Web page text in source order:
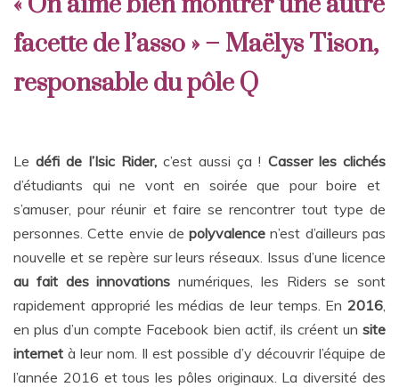
facette de l’asso » – Maëlys Tison,
responsable du pôle Q
Ledéfi de l’Isic Rider, c’est aussi ça ! Casser les clichés
d’étudiants qui ne vont en soirée que pour boire et
s’amuser, pour réunir et faire se rencontrer tout type de
personnes. Cette envie depolyvalence n’est d’ailleurs pas
nouvelle et se repère sur leurs réseaux. Issus d’une licence
au fait des innovations numériques, les Riders se sont
rapidement approprié les médias de leur temps. En 2016
en plus d’un compte Facebook bien actif, ils créent un site
internet à leur nom. Il est possible d’y découvrir l’équipe de
l’année 2016 et tous les pôles originaux. La diversité des